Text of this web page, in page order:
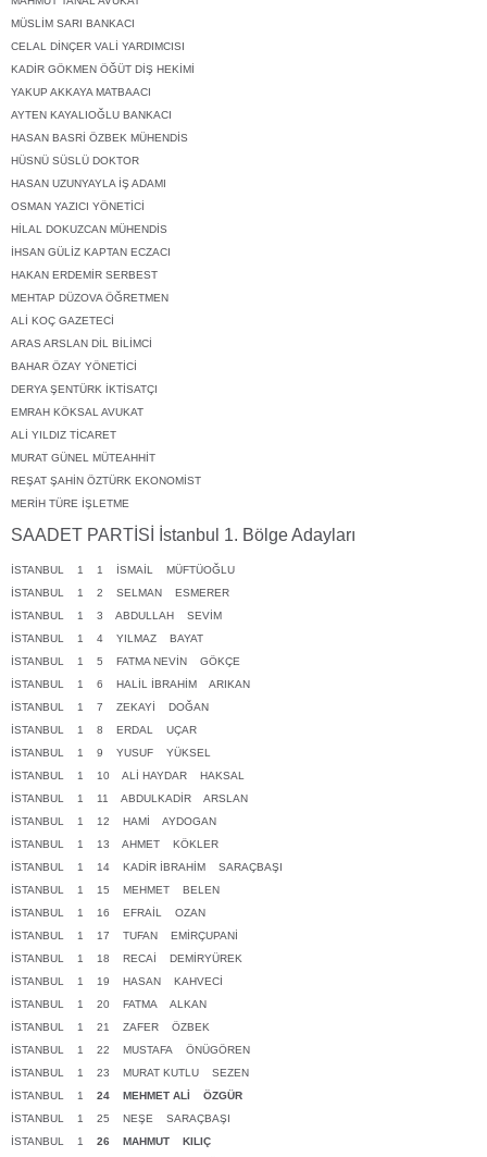
MÜSLİM SARI BANKACI
CELAL DİNÇER VALİ YARDIMCISI
KADİR GÖKMEN ÖĞÜT DİŞ HEKİMİ
YAKUP AKKAYA MATBAACI
AYTEN KAYALIOĞLU BANKACI
HASAN BASRİ ÖZBEK MÜHENDİS
HÜSNÜ SÜSLÜ DOKTOR
HASAN UZUNYAYLA İŞ ADAMI
OSMAN YAZICI YÖNETİCİ
HİLAL DOKUZCAN MÜHENDİS
İHSAN GÜLİZ KAPTAN ECZACI
HAKAN ERDEMİR SERBEST
MEHTAP DÜZOVA ÖĞRETMEN
ALİ KOÇ GAZETECİ
ARAS ARSLAN DİL BİLİMCİ
BAHAR ÖZAY YÖNETİCİ
DERYA ŞENTÜRK İKTİSATÇI
EMRAH KÖKSAL AVUKAT
ALİ YILDIZ TİCARET
MURAT GÜNEL MÜTEAHHİT
REŞAT ŞAHİN ÖZTÜRK EKONOMİST
MERİH TÜRE İŞLETME
SAADET PARTİSİ İstanbul 1. Bölge Adayları
İSTANBUL 1 1 İSMAİL MÜFTÜOĞLU
İSTANBUL 1 2 SELMAN ESMERER
İSTANBUL 1 3 ABDULLAH SEVİM
İSTANBUL 1 4 YILMAZ BAYAT
İSTANBUL 1 5 FATMA NEVİN GÖKÇE
İSTANBUL 1 6 HALİL İBRAHİM ARIKAN
İSTANBUL 1 7 ZEKAYİ DOĞAN
İSTANBUL 1 8 ERDAL UÇAR
İSTANBUL 1 9 YUSUF YÜKSEL
İSTANBUL 1 10 ALİ HAYDAR HAKSAL
İSTANBUL 1 11 ABDULKADİR ARSLAN
İSTANBUL 1 12 HAMİ AYDOGAN
İSTANBUL 1 13 AHMET KÖKLER
İSTANBUL 1 14 KADİR İBRAHİM SARAÇBAŞI
İSTANBUL 1 15 MEHMET BELEN
İSTANBUL 1 16 EFRAİL OZAN
İSTANBUL 1 17 TUFAN EMİRÇUPANİ
İSTANBUL 1 18 RECAİ DEMİRYÜREK
İSTANBUL 1 19 HASAN KAHVECİ
İSTANBUL 1 20 FATMA ALKAN
İSTANBUL 1 21 ZAFER ÖZBEK
İSTANBUL 1 22 MUSTAFA ÖNÜGÖREN
İSTANBUL 1 23 MURAT KUTLU SEZEN
İSTANBUL 1 24
MEHMET ALİ ÖZGÜR
İSTANBUL 1 25 NEŞE SARAÇBAŞI
İSTANBUL 1 26
MAHMUT KILIÇ